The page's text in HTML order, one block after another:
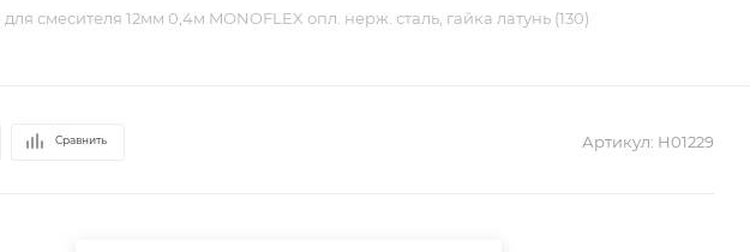
смесителя 12мм 0,4м MONOFLEX опл. нерж. сталь, гайка латунь (130)
Сравнить Артикул: Н01229